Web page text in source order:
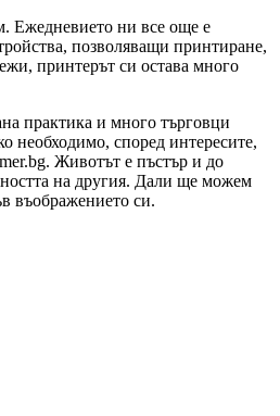
Ежедневието ни все още е
позволяващи принтиране,
принтерът си остава много
практика и много търговци
необходимо, според интересите,
Животът е пъстър и до
на другия. Дали ще можем
въображението си.